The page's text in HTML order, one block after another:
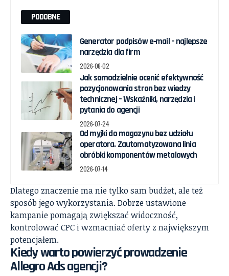
PODOBNE
Generator podpisów e‑mail – najlepsze
narzędzia dla firm
2026-06-02
Jak samodzielnie ocenić efektywność
pozycjonowania stron bez wiedzy
technicznej – Wskaźniki, narzędzia i
pytania do agencji
2026-07-24
Od myjki do magazynu bez udziału
operatora. Zautomatyzowana linia
obróbki komponentów metalowych
2026-07-14
Dlatego znaczenie ma nie tylko sam budżet, ale też
sposób jego wykorzystania. Dobrze ustawione
kampanie pomagają zwiększać widoczność,
kontrolować CPC i wzmacniać oferty z największym
potencjałem.
Kiedy warto powierzyć prowadzenie
Allegro Ads agencji?